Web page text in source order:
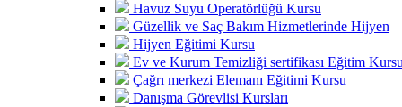
Havuz Suyu Operatörlüğü Kursu
Güzellik ve Saç Bakım Hizmetlerinde Hijyen
Hijyen Eğitimi Kursu
Ev ve Kurum Temizliği sertifikası Eğitim
Çağrı merkezi Elemanı Eğitimi Kursu
Danışma Görevlisi Kursları